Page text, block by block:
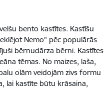
bento kastītes. Kastīšu
Nemo" pēc populārās
bērnudārza bērni. Kastītes
tēmas. No maizes, laša,
olām veidojām zivs formu
lai kastīte būtu krāsaina,